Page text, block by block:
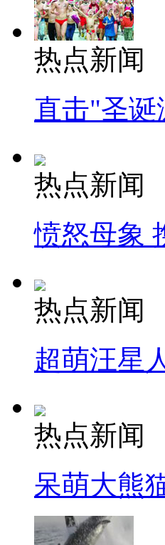
热点新闻
直击"圣诞
热点新闻
愤怒母象
热点新闻
超萌汪星
热点新闻
呆萌大熊